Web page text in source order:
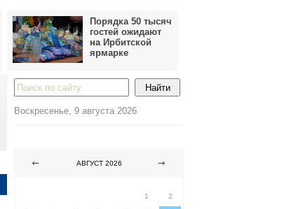
Порядка 50 тысяч
гостей ожидают
на Ирбитской
ярмарке
Воскресенье, 9 августа 2026
АВГУСТ 2026
1
2